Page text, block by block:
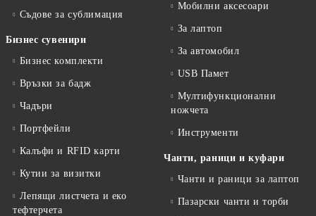
Съдове за сублимация
Бизнес сувенири
Бизнес комплекти
Връзки за бадж
Чадъри
Портфейли
Калъфи и RFID карти
Кутии за визитки
Лепящи листчета и еко
тефтeрчета
Мобилни аксесоари
За лаптоп
За автомобил
USB Памет
Мултифункционални
ножчета
Инструменти
Чанти, раници и куфари
Чанти и раници за лаптоп
Пазарски чанти и торби